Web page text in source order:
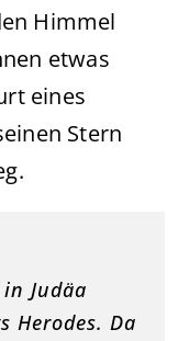
Himmel
etwas
eines
Stern
Judäa
Herodes. Da